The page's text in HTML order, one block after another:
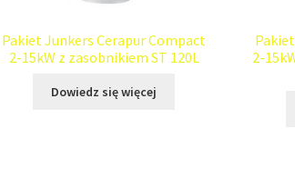
Pakiet Junkers Cerapur Compact
2-15kW z zasobnikiem ST 120L
Dowiedz się więcej
2-